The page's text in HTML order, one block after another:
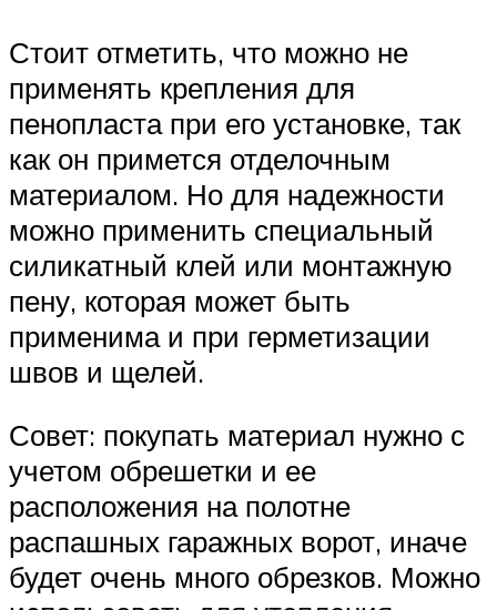
Стоит отметить, что можно не
применять крепления для
пенопласта при его установке, так
как он примется отделочным
материалом. Но для надежности
можно применить специальный
силикатный клей или монтажную
пену, которая может быть
применима и при герметизации
швов и щелей.
Совет: покупать материал нужно с
учетом обрешетки и ее
расположения на полотне
распашных гаражных ворот, иначе
будет очень много обрезков. Можно